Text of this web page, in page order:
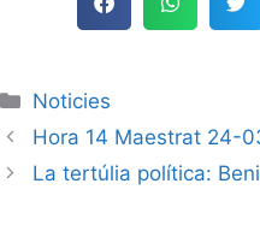
Noticies
Hora 14 Maestrat 24-
La tertúlia política: